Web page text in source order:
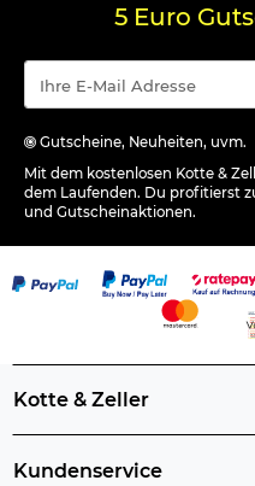
5 Euro
Gutscheine, Neuheiten, uvm.
Mit dem kostenlosen Kotte &
dem Laufenden. Du profitierst
und Gutscheinaktionen.
Kotte & Zeller
Kundenservice